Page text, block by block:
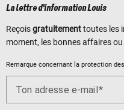
La lettre d'information Louis
Reçoisgratuitementtoutes les
moment, les bonnes affaires
Remarque concernant la protection
Ton adresse e-mail